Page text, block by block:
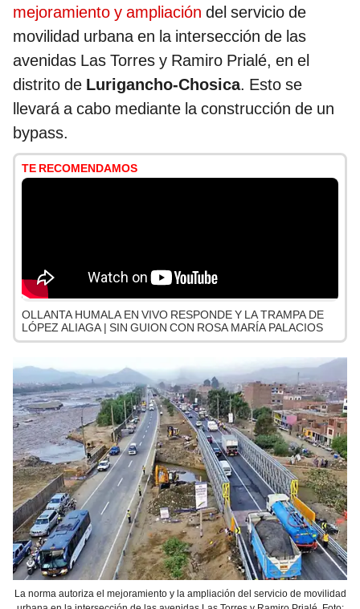
mejoramiento y ampliación del servicio de
movilidad urbana en la intersección de las
avenidas Las Torres y Ramiro Prialé, en el
distrito de Lurigancho-Chosica. Esto se
llevará a cabo mediante la construcción de un
bypass.
TE RECOMENDAMOS
OLLANTA HUMALA EN VIVO RESPONDE Y LA TRAMPA DE
LÓPEZ ALIAGA | SIN GUION CON ROSA MARÍA PALACIOS
La norma autoriza el mejoramiento y la ampliación del servicio de movilidad